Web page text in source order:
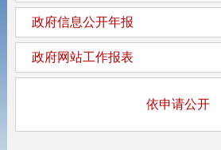
政府信息公开年报
政府网站工作报表
依申请公开